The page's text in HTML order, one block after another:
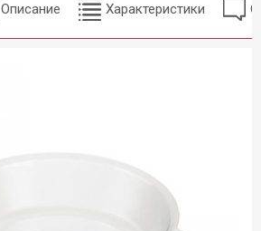
Описание Характеристики